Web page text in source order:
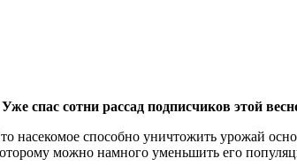
спас сотни рассад подписчиков этой
способно уничтожить урожай
можно намного уменьшить его